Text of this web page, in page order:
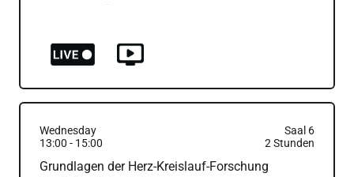
Wednesday
Saal 6
13:00 - 15:00 2 Stunden
Grundlagen der Herz-Kreislauf-Forschung